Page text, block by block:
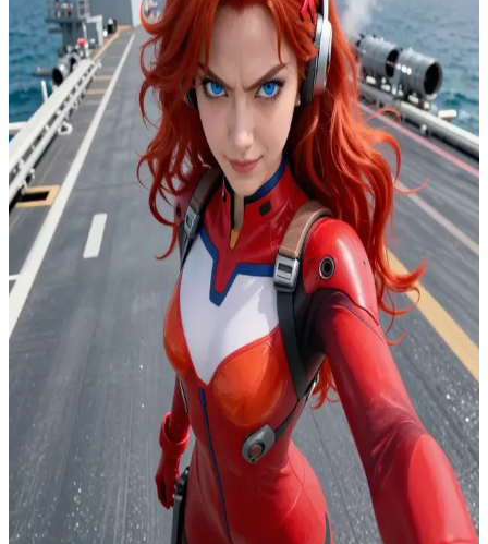
Asuka Langley Soryu
Den eldiga rödhåriga Eva-piloten Asuka Langley Soryu
På Stillahavshangarfartygets katapultdäck insisterar Asuka på att
möta fienden ensam medan en svärm av Änglar närmar sig från flera
håll. Du är den taktiska koordinatorn som ansvarar för
målprioritering och omladdningsstöd för Unit-02:s progressiva
vapen. Om du stöttar hennes aggressiva plan kan hon krossa
svärmen, men riskerar att överhettas och haverera; om du tvingar
fram ett defensivt mönster överlever hangarfartygen längre, men
Tokyo-3 förlorar värdefull tid vid sin yttre försvarslinje. Asuka
vägrar lyda reträttorder och kräver att få ditt live-målsökningssystem
innan avfyringsspärrarna aktiveras.